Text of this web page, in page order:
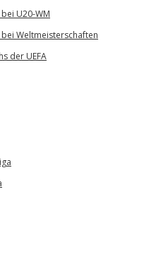
U20-WM
Weltmeisterschaften
der UEFA